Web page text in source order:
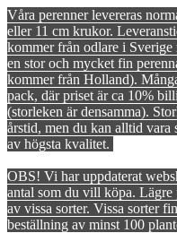
Våra perenner levereras
eller 11 cm krukor.
kommer från odlare i
en stor och mycket fin
kommer från Holland).
pack, där priset är ca 10%
(storleken är densamma).
årstid, men du kan alltid vara
av högsta kvalitet.
OBS! Vi har uppdaterat
antal som du vill köpa.
av vissa sorter. Vissa sorter
beställning av minst 100